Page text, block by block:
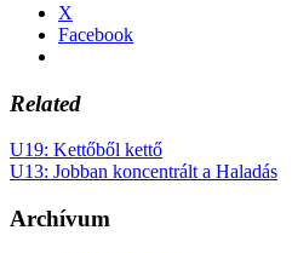
X
Facebook
Related
U19: Kettőből kettő
U13: Jobban koncentrált a Haladás
Archívum